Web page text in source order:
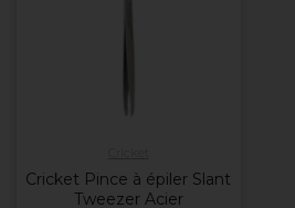
Cricket Pince à épiler Slant
Tweezer Acier